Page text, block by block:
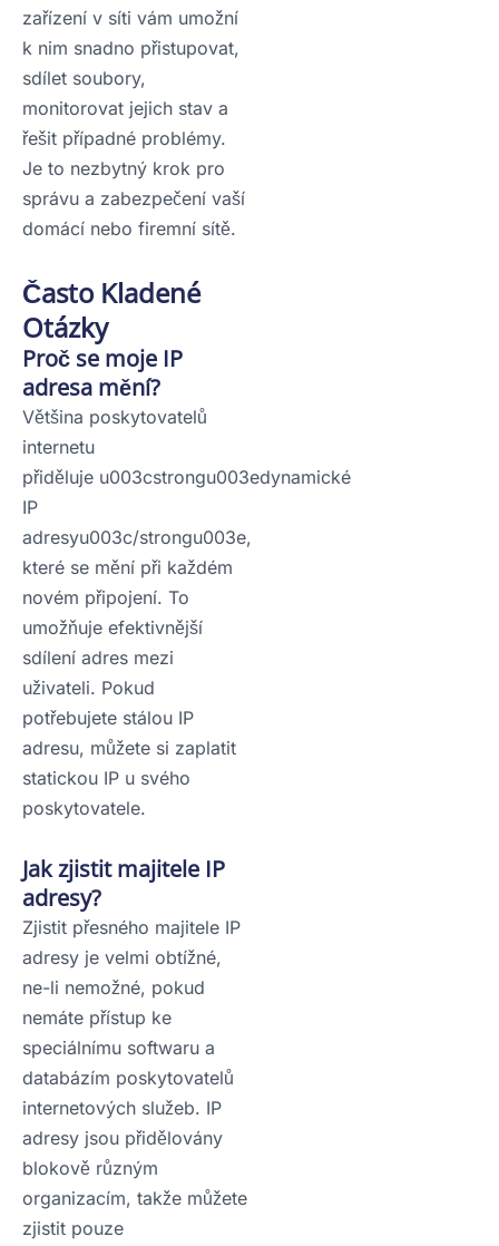
zařízení v síti vám umožní
k nim snadno přistupovat,
sdílet soubory,
monitorovat jejich stav a
řešit případné problémy.
Je to nezbytný krok pro
správu a zabezpečení vaší
domácí nebo firemní sítě.
Často Kladené
Otázky
Proč se moje IP
adresa mění?
Většina poskytovatelů
internetu
přiděluje u003cstrongu003edynamické
IP
adresyu003c/strongu003e,
které se mění při každém
novém připojení. To
umožňuje efektivnější
sdílení adres mezi
uživateli. Pokud
potřebujete stálou IP
adresu, můžete si zaplatit
statickou IP u svého
poskytovatele.
Jak zjistit majitele IP
adresy?
Zjistit přesného majitele IP
adresy je velmi obtížné,
ne-li nemožné, pokud
nemáte přístup ke
speciálnímu softwaru a
databázím poskytovatelů
internetových služeb. IP
adresy jsou přidělovány
blokově různým
organizacím, takže můžete
zjistit pouze